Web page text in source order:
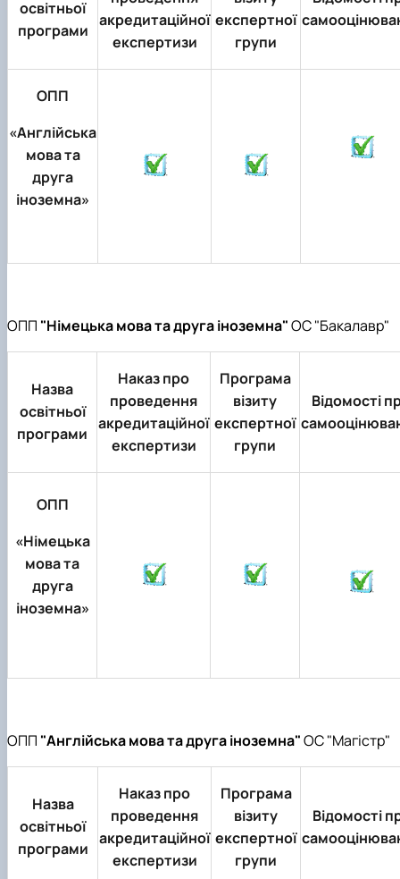
освітньої
програми
акредитаційної
експертизи
експертної
групи
ОПП
«Англійська
мова та
друга
іноземна»
ОПП "Німецька мова та друга іноземна"ОС "Бакалавр"
Назва
освітньої
програми
Наказ про
проведення
акредитаційної
експертизи
Програма
візиту
експертної
групи
Відомості
ОПП
«Німецька
мова та
друга
іноземна»
ОПП "Англійська мова та друга іноземна"ОС "Магістр"
Назва
освітньої
програми
Наказ про
проведення
акредитаційної
експертизи
Програма
візиту
експертної
групи
Відомості